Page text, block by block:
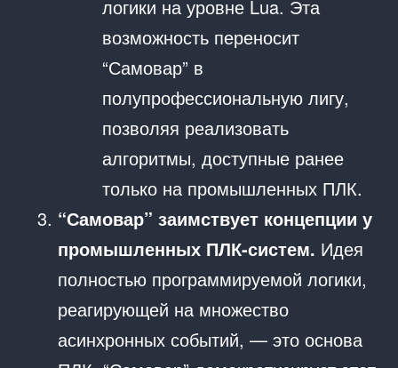
логики на уровне Lua. Эта
возможность переносит
“Самовар” в
полупрофессиональную лигу,
позволяя реализовать
алгоритмы, доступные ранее
только на промышленных ПЛК.
“Самовар” заимствует концепции у
промышленных ПЛК-систем. Идея
полностью программируемой логики,
реагирующей на множество
асинхронных событий, — это основа